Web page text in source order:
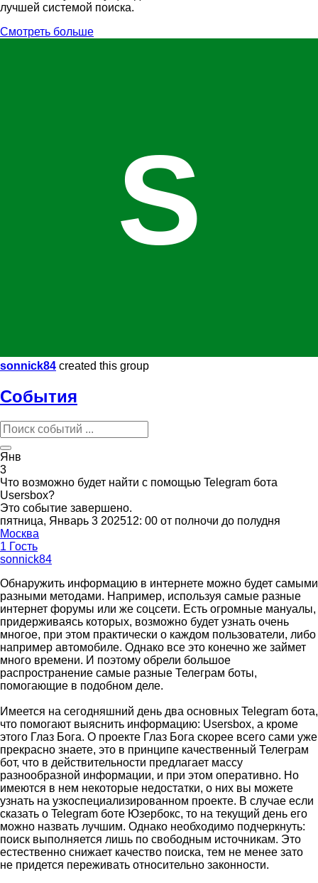
лучшей системой поиска.
Смотреть больше
S
sonnick84 created this group
События
Янв
3
Что возможно будет найти с помощью Telegram бота
Usersbox?
Это событие завершено.
пятница, Январь 3 202512: 00 от полночи до полудня
Москва
1 Гость
sonnick84
Обнаружить информацию в интернете можно будет самыми
разными методами. Например, используя самые разные
интернет форумы или же соцсети. Есть огромные мануалы,
придерживаясь которых, возможно будет узнать очень
многое, при этом практически о каждом пользователи, либо
например автомобиле. Однако все это конечно же займет
много времени. И поэтому обрели большое
распространение самые разные Телеграм боты,
помогающие в подобном деле.
Имеется на сегодняшний день два основных Telegram бота,
что помогают выяснить информацию: Usersbox, а кроме
этого Глаз Бога. О проекте Глаз Бога скорее всего сами уже
прекрасно знаете, это в принципе качественный Телеграм
бот, что в действительности предлагает массу
разнообразной информации, и при этом оперативно. Но
имеются в нем некоторые недостатки, о них вы можете
узнать на узкоспециализированном проекте. В случае если
сказать о Telegram боте Юзербокс, то на текущий день его
можно назвать лучшим. Однако необходимо подчеркнуть:
поиск выполняется лишь по свободным источникам. Это
естественно снижает качество поиска, тем не менее зато
не придется переживать относительно законности.